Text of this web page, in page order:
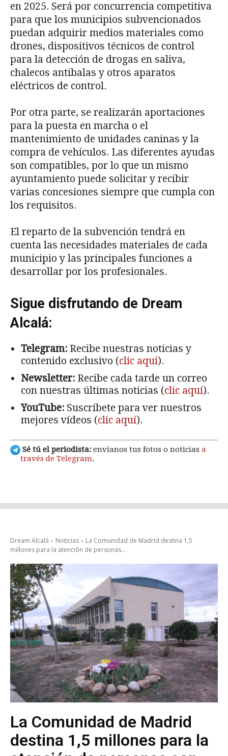
en 2025. Será por concurrencia competitiva
para que los municipios subvencionados
puedan adquirir medios materiales como
drones, dispositivos técnicos de control
para la detección de drogas en saliva,
chalecos antibalas y otros aparatos
eléctricos de control.
Por otra parte, se realizarán aportaciones
para la puesta en marcha o el
mantenimiento de unidades caninas y la
compra de vehículos. Las diferentes ayudas
son compatibles, por lo que un mismo
ayuntamiento puede solicitar y recibir
varias concesiones siempre que cumpla con
los requisitos.
El reparto de la subvención tendrá en
cuenta las necesidades materiales de cada
municipio y las principales funciones a
desarrollar por los profesionales.
Sigue disfrutando de Dream
Alcalá:
Telegram: Recibe nuestras noticias y
contenido exclusivo (clic aquí).
Newsletter: Recibe cada tarde un correo
con nuestras últimas noticias (clic aquí).
YouTube: Suscríbete para ver nuestros
mejores vídeos (clic aquí).
Sé tú el periodista: envíanos tus fotos o noticias a
través de Telegram.